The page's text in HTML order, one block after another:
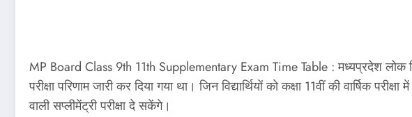
MP Board Class 9th 11th Supplementary Exam Time Table : मध्यप्रदेश लोक
परीक्षा परिणाम जारी कर दिया गया था। जिन विद्यार्थियों को कक्षा 11वीं की वार्षिक
वाली सप्लीमेंट्री परीक्षा दे सकेंगे।